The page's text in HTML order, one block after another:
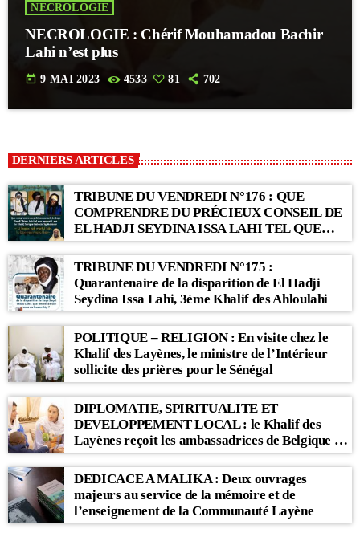
NECROLOGIE
NECROLOGIE : Chérif Mouhamadou Bachir
Lahi n’est plus
today 9 MAI 2023 4533 81 702
DERNIERS ARTICLES
TRIBUNE DU VENDREDI N°176 : QUE
COMPRENDRE DU PRÉCIEUX CONSEIL DE
EL HADJI SEYDINA ISSA LAHI TEL QUE
RAPPORTÉ PAR LE KHALIF SERIGNE
BABACAR SY MANSOUR : « Li Baax Matul
Kër, Li Bon Matul Kër »
TRIBUNE DU VENDREDI N°175 :
Quarantenaire de la disparition de El Hadji
Seydina Issa Lahi, 3ème Khalif des Ahloulahi
POLITIQUE – RELIGION : En visite chez le
Khalif des Layènes, le ministre de l’Intérieur
sollicite des prières pour le Sénégal
DIPLOMATIE, SPIRITUALITE ET
DEVELOPPEMENT LOCAL : le Khalif des
Layènes reçoit les ambassadrices de Belgique et
des Pays-Bas
DEDICACE A MALIKA : Deux ouvrages
majeurs au service de la mémoire et de
l’enseignement de la Communauté Layène